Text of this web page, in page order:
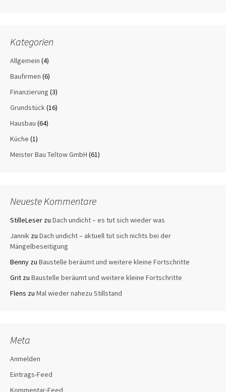
Kategorien
Allgemein (4)
Baufirmen (6)
Finanzierung (3)
Grundstück(16)
Hausbau (64)
Küche (1)
Meister Bau Teltow GmbH (61)
Neueste Kommentare
StilleLeser zu Dach undicht – es tut sich wieder was
Jannik zu Dach undicht – aktuell tut sich nichts bei der
Mängelbeseitigung
Benny zu Baustelle beräumt und weitere kleine Fortschritte
Grit zu Baustelle beräumt und weitere kleine Fortschritte
Flens zu Mal wieder nahezu Stillstand
Meta
Anmelden
Eintrags-Feed
Kommentar-Feed